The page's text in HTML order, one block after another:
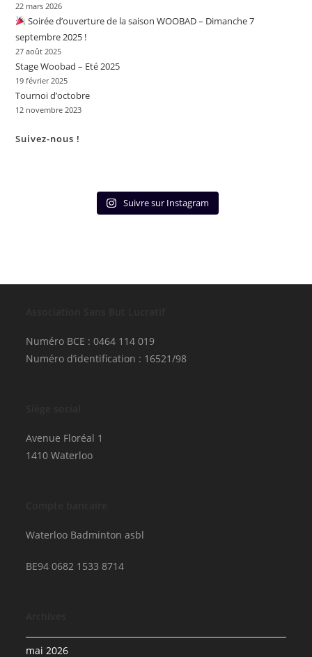
22 mars 2026
Soirée d’ouverture de la saison WOOBAD – Dimanche 7
septembre 2025 !
27 août 2025
Stage Woobad – Eté 2025
19 février 2025
Tournoi d’octobre
12 novembre 2023
Suivez-nous !
Suivre sur Instagram
Numéro BCE : 0464 114 019
Numéro d’identification : 16521/98
Avenue Floréal 1
1410 Waterloo
Waterloo Badminton asbl
BE94 0682 1533 8714
mai 2026